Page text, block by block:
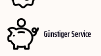
Günstiger Service